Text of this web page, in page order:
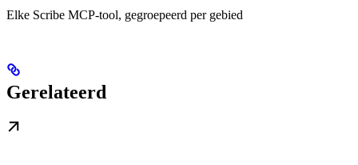
Elke Scribe MCP-tool, gegroepeerd per gebied
Gerelateerd